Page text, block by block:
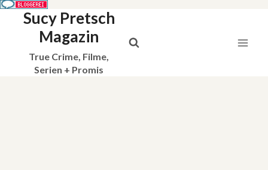
Sucy Pretsch
Magazin
True Crime, Filme,
Serien + Promis